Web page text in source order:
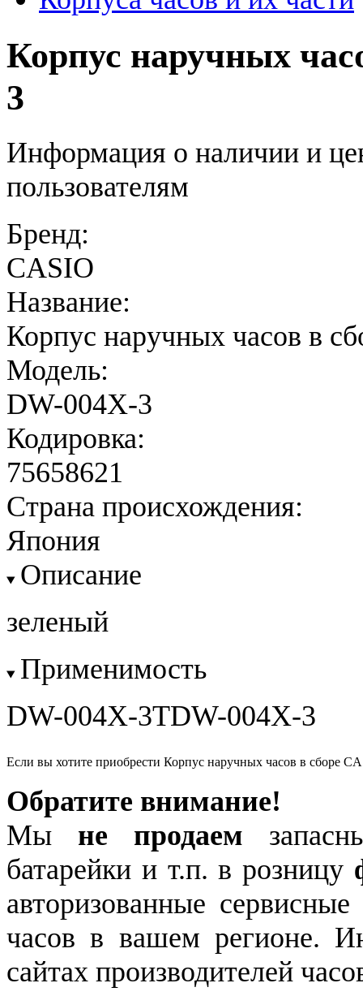
Корпус наручных
3
Информация о наличии и
пользователям
Бренд:
CASIO
Название:
Корпус наручных часов в
Модель:
DW-004X-3
Кодировка:
75658621
Страна происхождения:
Япония
Описание
зеленый
Применимость
DW-004X-3TDW-004X-3
Если вы хотите приобрести Корпус наручных часов в сборе
Обратите внимание!
Мы не продаем
батарейки и т.п. в розницу
авторизованные
часов в вашем регионе.
сайтах производителей